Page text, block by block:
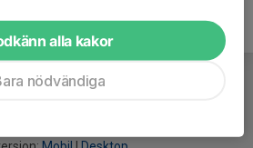
alla kakor
nödvändiga